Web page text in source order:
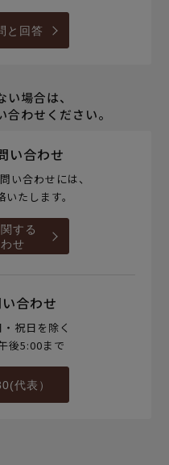
と回答
場合は、
わせください。
い合わせ
い合わせには、
たします。
する
せ
合わせ
祝日を除く
後5:00まで
代表）